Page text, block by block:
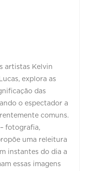
artistas Kelvin
explora as
das
o espectador a
comuns.
fotografia,
uma releitura
instantes do dia a
essas imagens